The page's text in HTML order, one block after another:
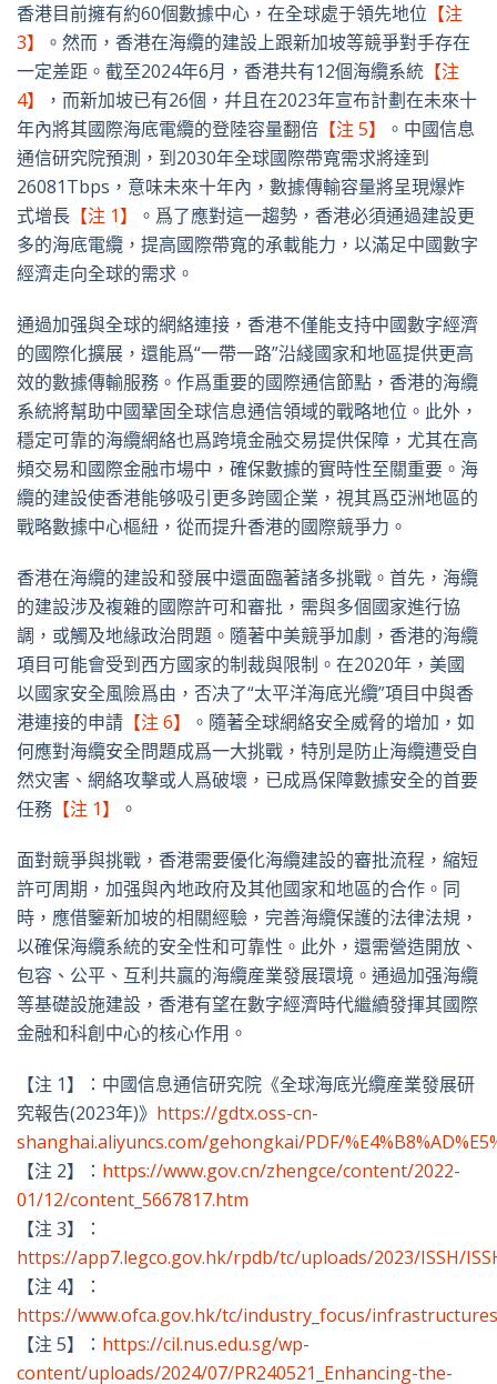
香港目前擁有約60個數據中心，在全球處于領先地位 【注
3】
。然而，香港在海纜的建設上跟新加坡等競爭對手存在
一定差距。截至2024年6月，香港共有12個海纜系統 【注
4】
，而新加坡已有26個，幷且在2023年宣布計劃在未來十
年內將其國際海底電纜的登陸容量翻倍 【注 5】
。中國信息
通信研究院預測，到2030年全球國際帶寬需求將達到
26081Tbps，意味未來十年內，數據傳輸容量將呈現爆炸
式增長 【注 1】
。爲了應對這一趨勢，香港必須通過建設更
多的海底電纜，提高國際帶寬的承載能力，以滿足中國數字
經濟走向全球的需求。
通過加强與全球的網絡連接，香港不僅能支持中國數字經濟
的國際化擴展，還能爲“一帶一路”沿綫國家和地區提供更高
效的數據傳輸服務。作爲重要的國際通信節點，香港的海纜
系統將幫助中國鞏固全球信息通信領域的戰略地位。此外，
穩定可靠的海纜網絡也爲跨境金融交易提供保障，尤其在高
頻交易和國際金融市場中，確保數據的實時性至關重要。海
纜的建設使香港能够吸引更多跨國企業，視其爲亞洲地區的
戰略數據中心樞紐，從而提升香港的國際競爭力。
香港在海纜的建設和發展中還面臨著諸多挑戰。首先，海纜
的建設涉及複雜的國際許可和審批，需與多個國家進行協
調，或觸及地緣政治問題。隨著中美競爭加劇，香港的海纜
項目可能會受到西方國家的制裁與限制。在2020年，美國
以國家安全風險爲由，否决了“太平洋海底光纜”項目中與香
港連接的申請 【注 6】
。隨著全球網絡安全威脅的增加，如
何應對海纜安全問題成爲一大挑戰，特別是防止海纜遭受自
然灾害、網絡攻擊或人爲破壞，已成爲保障數據安全的首要
任務 【注 1】 。
面對競爭與挑戰，香港需要優化海纜建設的審批流程，縮短
許可周期，加强與內地政府及其他國家和地區的合作。同
時，應借鑒新加坡的相關經驗，完善海纜保護的法律法規，
以確保海纜系統的安全性和可靠性。此外，還需營造開放、
包容、公平、互利共贏的海纜産業發展環境。通過加强海纜
等基礎設施建設，香港有望在數字經濟時代繼續發揮其國際
金融和科創中心的核心作用。
【注 1】：中國信息通信研究院《全球海底光纜産業發展研
究報告(2023年)》 https://gdtx.oss-cn-
shanghai.aliyuncs.com/gehongkai/PDF/
【注 2】： https://www.gov.cn/zhengce/content/2022-
01/12/content_5667817.htm
【注 3】：
https://app7.legco.gov.hk/rpdb/tc/uploads/2023/ISSH/
【注 4】：
https://www.ofca.gov.hk/tc/industry_focus/
【注 5】： https://cil.nus.edu.sg/wp-
content/uploads/2024/07/PR240521_Enhancing-the-